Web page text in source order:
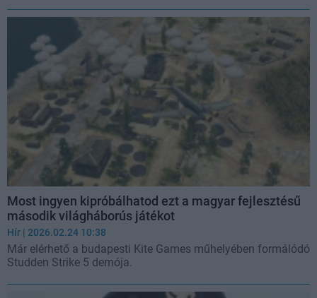
Most ingyen kipróbálhatod ezt a magyar fejlesztésű
második világháborús játékot
Hír | 2026.02.24 10:38
Már elérhető a budapesti Kite Games műhelyében formálódó
Studden Strike 5 demója.